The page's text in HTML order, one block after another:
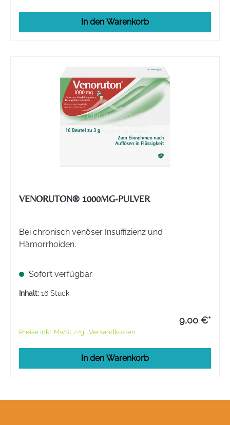
In den Warenkorb
VENORUTON® 1000MG-PULVER
Bei chronisch venöser Insuffizienz und
Hämorrhoiden.
Sofort verfügbar
Inhalt: 16 Stück
9,00 €*
Preise inkl. MwSt. zzgl. Versandkosten
In den Warenkorb